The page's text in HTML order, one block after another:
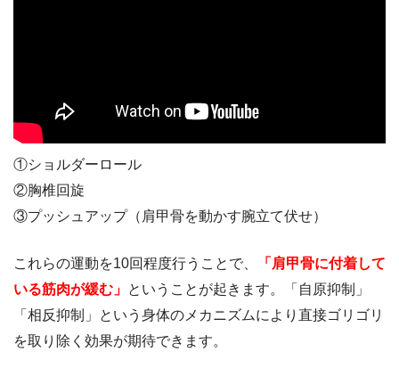
①ショルダーロール
②胸椎回旋
③プッシュアップ（肩甲骨を動かす腕立て伏せ）
これらの運動を10回程度行うことで、
「肩甲骨に付着して
いる筋肉が緩む」 ということが起きます。「自原抑制」
「相反抑制」という身体のメカニズムにより直接ゴリゴリ
を取り除く効果が期待できます。